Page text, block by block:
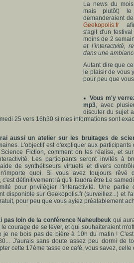
La news du
mais plutôt)
demanderaient
Geekopolis.fr
s'agit d'un
moins de 2
et l’interactvité,
dans une
Autant dire que
le plaisir de vous
pour peu que
Vous m'y
mp3, avec
discuter du sujet
25 vers 16h30 si mes informations sont
aussi un atelier sur les bruitages de
L'objectif est d'expliquer aux
Science Fiction, comment on les réalise, et
Les participants seront invités à
de synthétiseurs virtuels et divers
quoi. Si vous avez toujours rêvé
c'est définitivement là qu'il faudra être Le
pour privilégier l'interactivité. Une partie
disponible sur Geekopolis.fr (surveillez...) et
pour peu que vous ayiez préalablement
pas loin de la conférence Naheulbeuk qui
courage de se lever, et qui souhaiteraient
je ne bois pas de bière à 10h du matin !
J'aurais sans doute assez peu dormi de
cette 17ème tasse de café, vous savez,